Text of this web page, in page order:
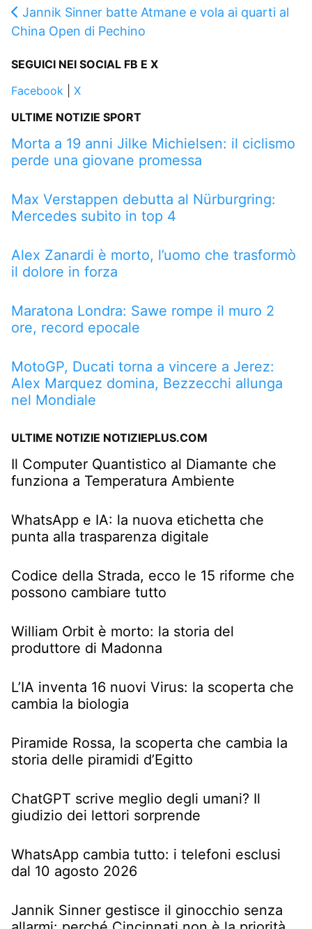
Jannik Sinner batte Atmane e vola ai quarti al
China Open di Pechino
SEGUICI NEI SOCIAL FB E X
Facebook
X
ULTIME NOTIZIE SPORT
Morta a 19 anni Jilke Michielsen: il ciclismo
perde una giovane promessa
Max Verstappen debutta al Nürburgring:
Mercedes subito in top 4
Alex Zanardi è morto, l’uomo che trasformò
il dolore in forza
Maratona Londra: Sawe rompe il muro 2
ore, record epocale
MotoGP, Ducati torna a vincere a Jerez:
Alex Marquez domina, Bezzecchi allunga
nel Mondiale
ULTIME NOTIZIE NOTIZIEPLUS.COM
Il Computer Quantistico al Diamante che
funziona a Temperatura Ambiente
WhatsApp e IA: la nuova etichetta che
punta alla trasparenza digitale
Codice della Strada, ecco le 15 riforme che
possono cambiare tutto
William Orbit è morto: la storia del
produttore di Madonna
L’IA inventa 16 nuovi Virus: la scoperta che
cambia la biologia
Piramide Rossa, la scoperta che cambia la
storia delle piramidi d’Egitto
ChatGPT scrive meglio degli umani? Il
giudizio dei lettori sorprende
WhatsApp cambia tutto: i telefoni esclusi
dal 10 agosto 2026
Jannik Sinner gestisce il ginocchio senza